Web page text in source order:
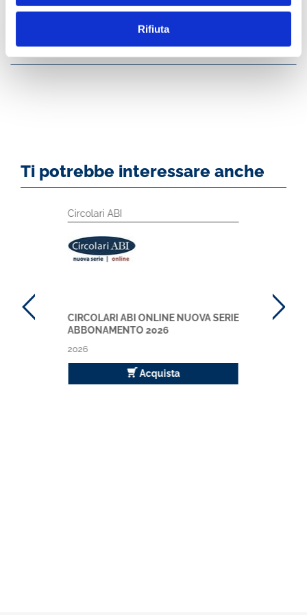
Rifiuta
o meno articolati in funzione della dimensione dell’impresa, utili
Indice
Ti potrebbe interessare anche
Circolari ABI
CIRCOLARI ABI ONLINE NUOVA SERIE
ABBONAMENTO 2026
2026
Acquista